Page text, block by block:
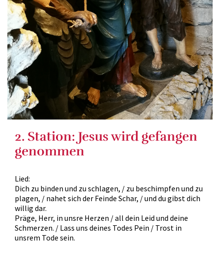
2. Station: Jesus wird gefangen
genommen
Lied:
Dich zu binden und zu schlagen, / zu beschimpfen und zu
plagen, / nahet sich der Feinde Schar, / und du gibst dich
willig dar.
Präge, Herr, in unsre Herzen / all dein Leid und deine
Schmerzen. / Lass uns deines Todes Pein / Trost in
unsrem Tode sein.